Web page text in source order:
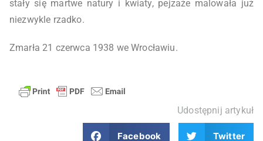
stały się martwe natury i kwiaty, pejzaże malowała już
niezwykle rzadko.
Zmarła 21 czerwca 1938 we Wrocławiu.
Udostępnij artykuł
Facebook Twitter